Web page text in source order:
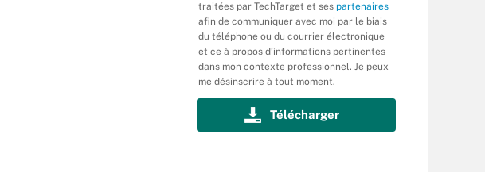
traitées par TechTarget et ses partenaires
afin de communiquer avec moi par le biais
du téléphone ou du courrier électronique
et ce à propos d’informations pertinentes
dans mon contexte professionnel. Je peux
me désinscrire à tout moment.